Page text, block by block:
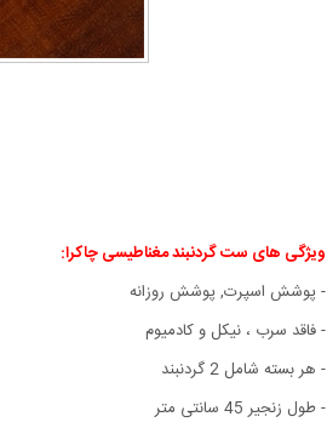
ویژگی های ست گردنبند مغناطیسی چاکرا:
- پوشش اسپرت, پوشش روزانه
- فاقد سرب ، نیکل و کادمیوم
- هر بسته شامل 2 گردنبند
- طول زنجیر 45 سانتی متر